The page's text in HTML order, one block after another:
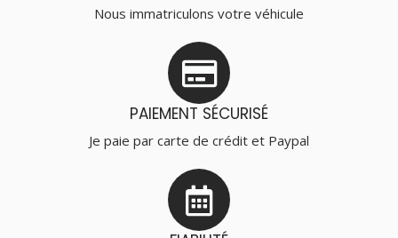
Nous immatriculons votre véhicule
PAIEMENT SÉCURISÉ
Je paie par carte de crédit et Paypal